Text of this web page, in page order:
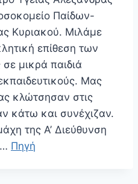
Παίδων-
Κυριακού. Μιλάμε
επίθεση των
μικρά παιδιά
Μας
κλώτσησαν στις
κάτω και συνέχιζαν.
της Α’ Διεύθυνση
Πηγή